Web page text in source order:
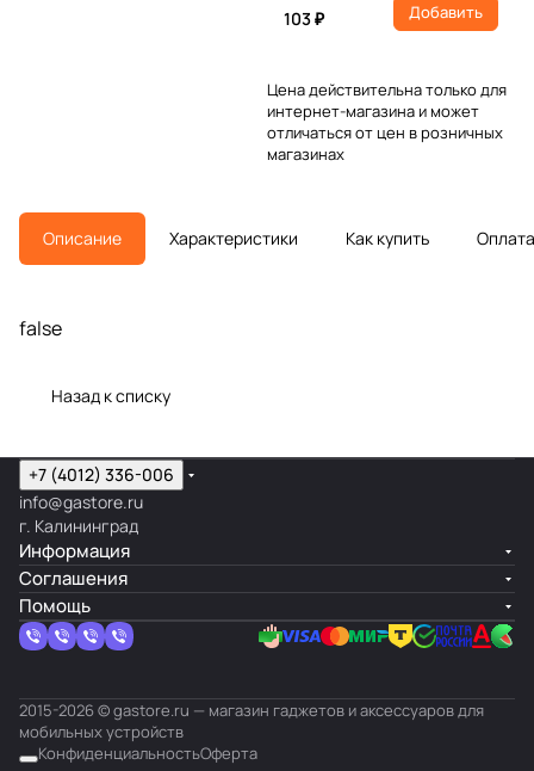
103 ₽ Добавить
Цена действительна только для
интернет-магазина и может
отличаться от цен в розничных
магазинах
Описание Характеристики Как купить Оплата
false
Назад к списку
+7 (4012) 336-006
info@gastore.ru
г. Калининград
Информация
Соглашения
Помощь
2015-2026 © gastore.ru — магазин гаджетов и аксессуаров для
мобильных устройств
КонфиденциальностьОферта